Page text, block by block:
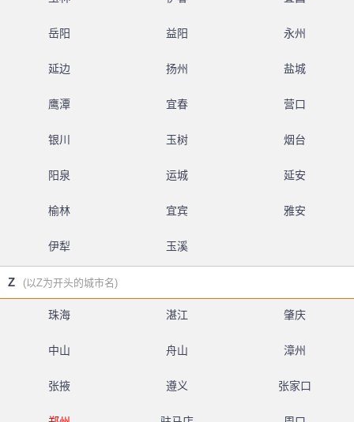
岳阳 益阳 永州
延边 扬州 盐城
鹰潭 宜春 营口
银川 玉树 烟台
阳泉 运城 延安
榆林 宜宾 雅安
伊犁 玉溪
Z (以Z为开头的城市名)
珠海 湛江 肇庆
中山 舟山 漳州
张掖 遵义 张家口